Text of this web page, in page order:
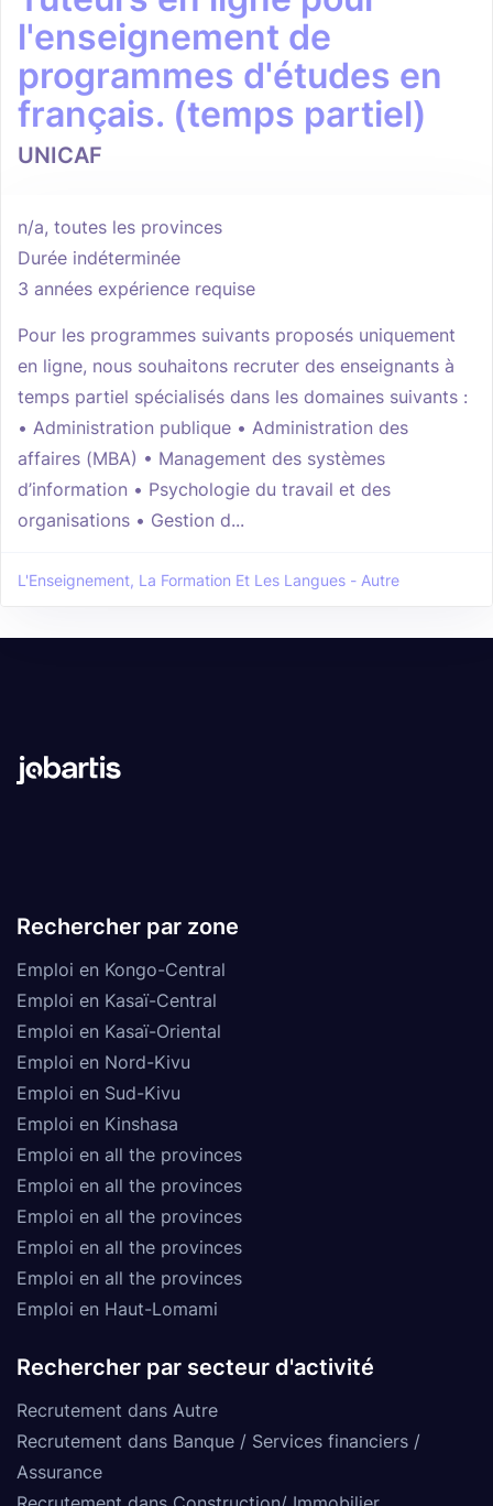
l'enseignement de
programmes d'études en
français. (temps partiel)
UNICAF
n/a, toutes les provinces
Durée indéterminée
3 années expérience requise
Pour les programmes suivants proposés uniquement
en ligne, nous souhaitons recruter des enseignants à
temps partiel spécialisés dans les domaines suivants :
• Administration publique • Administration des
affaires (MBA) • Management des systèmes
d’information • Psychologie du travail et des
organisations • Gestion d...
L'Enseignement, La Formation Et Les Langues - Autre
Rechercher par zone
Emploi en Kongo-Central
Emploi en Kasaï-Central
Emploi en Kasaï-Oriental
Emploi en Nord-Kivu
Emploi en Sud-Kivu
Emploi en Kinshasa
Emploi en all the provinces
Emploi en all the provinces
Emploi en all the provinces
Emploi en all the provinces
Emploi en all the provinces
Emploi en Haut-Lomami
Rechercher par secteur d'activité
Recrutement dans Autre
Recrutement dans Banque / Services financiers /
Assurance